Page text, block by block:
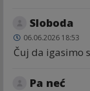
Sloboda
06.06.2026 18:53
Čuj da igasimo
Pa neć